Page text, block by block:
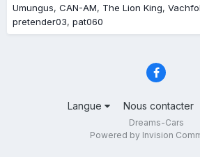
Umungus CAN-AM The Lion King
pretender03 pat060
Langue Nous contacter
Dreams-Cars
Powered by Invision